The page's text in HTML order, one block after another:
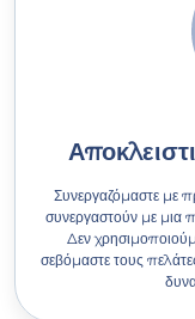
Συνεργαζόμαστε με
συνεργαστούν με μια
Δεν
σεβόμαστε τους